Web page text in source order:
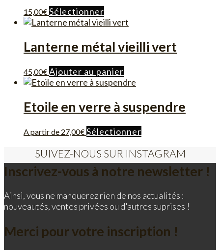
15,00€Sélectionner
produit
plusieurs
variations.
Les
options
peuvent
choisies
la
du
produit
Lanterne métal vieilli vert
45,00€ Ajouter au panier
Etoile en verre à suspendre
A partir de 27,00€ Sélectionner
a
plusieurs
variations.
options
peuvent
choisies
sur
SUIVEZ-NOUS SUR INSTAGRAM
Inscrivez-vous à notre newsletter !
Ainsi, vous ne manquerez rien de nos actualités :
nouveautés, ventes privées ou d'autres suprises !
Merci pour votre inscription !